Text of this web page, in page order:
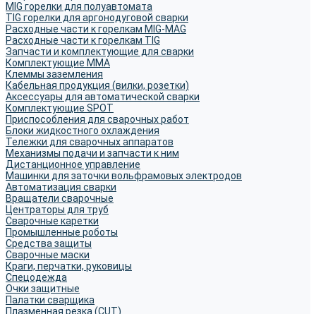
MIG горелки для полуавтомата
TIG горелки для аргонодуговой сварки
Расходные части к горелкам MIG-MAG
Расходные части к горелкам TIG
Запчасти и комплектующие для сварки
Комплектующие ММА
Клеммы заземления
Кабельная продукция (вилки, розетки)
Аксессуары для автоматической сварки
Комплектующие SPOT
Приспособления для сварочных работ
Блоки жидкостного охлаждения
Тележки для сварочных аппаратов
Механизмы подачи и запчасти к ним
Дистанционное управление
Машинки для заточки вольфрамовых электродов
Автоматизация сварки
Вращатели сварочные
Центраторы для труб
Сварочные каретки
Промышленные роботы
Средства защиты
Сварочные маски
Краги, перчатки, руковицы
Спецодежда
Очки защитные
Палатки сварщика
Плазменная резка (CUT)